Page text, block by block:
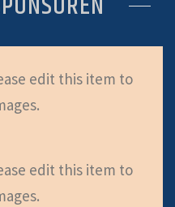
edit this item to
edit this item to